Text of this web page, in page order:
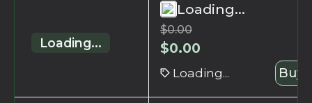
Loading...
Loading...
$0.00
$0.00
Loading... Buy